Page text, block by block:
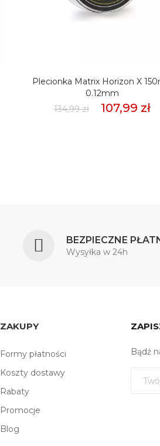
Plecionka Matrix Horizon X
0.12mm
134,99 zł
107,99 zł
BEZPIECZNE
Wysyłka w 24h
ZAKUPY
Formy płatności
Koszty dostawy
Rabaty
Promocje
Blog
Bądź